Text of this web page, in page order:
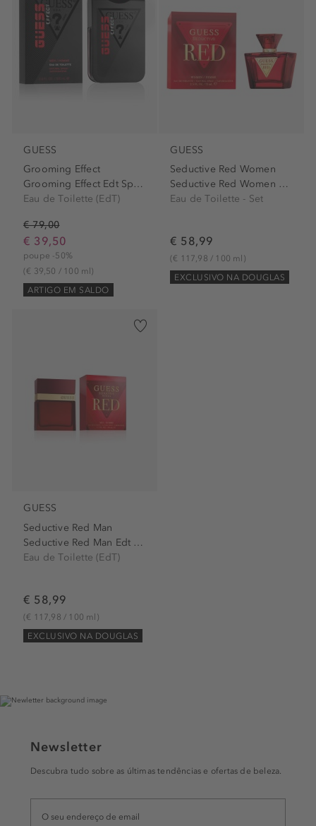
GUESS
Grooming Effect
Grooming Effect Edt Spray
Eau de Toilette (EdT)
€ 79,00
€ 39,50
poupe -50%
(€ 39,50 / 100 ml)
ARTIGO EM SALDO
GUESS
Seductive Red Women
Seductive Red Women Edt Spray
Eau de Toilette - Set
€ 58,99
(€ 117,98 / 100 ml)
EXCLUSIVO NA DOUGLAS
GUESS
Seductive Red Man
Seductive Red Man Edt Spray
Eau de Toilette (EdT)
€ 58,99
(€ 117,98 / 100 ml)
EXCLUSIVO NA DOUGLAS
Newsletter
Descubra tudo sobre as últimas tendências e ofertas de beleza.